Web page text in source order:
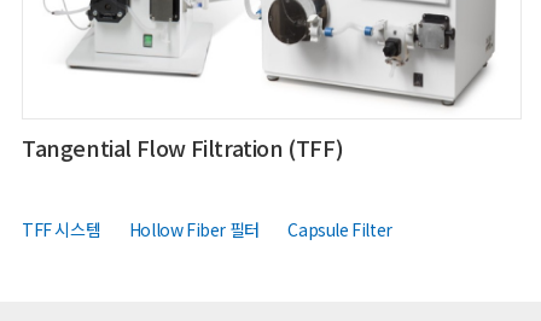
Tangential Flow Filtration (TFF)
TFF 시스템 Hollow Fiber 필터 Capsule Filter